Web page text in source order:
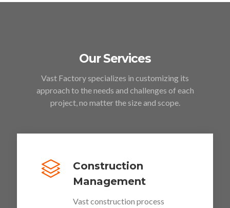
Our Services
Vast Factory specializes in customizing its
approach to the needs and challenges of each
project, no matter the size and scope.
Construction
Management
Vast construction process